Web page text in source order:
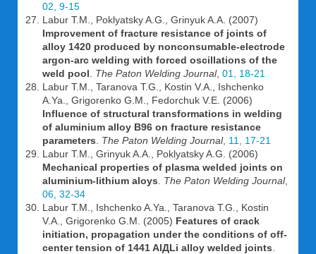
02, 9-15
Labur T.M., Poklyatsky A.G., Grinyuk A.A. (2007)
Improvement of fracture resistance of joints of
alloy 1420 produced by nonconsumable-electrode
argon-arc welding with forced oscillations of the
weld pool
The Paton Welding Journal, 01, 18-21
Labur T.M., Taranova T.G., Kostin V.A., Ishchenko
A.Ya., Grigorenko G.M., Fedorchuk V.E. (2006)
Influence of structural transformations in welding
of aluminium alloy B96 on fracture resistance
parameters
The Paton Welding Journal, 11, 17-21
Labur T.M., Grinyuk A.A., Poklyatsky A.G. (2006)
Mechanical properties of plasma welded joints on
aluminium-lithium aloys
The Paton Welding Journal,
06, 32-34
Labur T.M., Ishchenko A.Ya., Taranova T.G., Kostin
V.A., Grigorenko G.M. (2005) Features of crack
initiation, propagation under the conditions of off-
center tension of 1441 AlДLi alloy welded joints